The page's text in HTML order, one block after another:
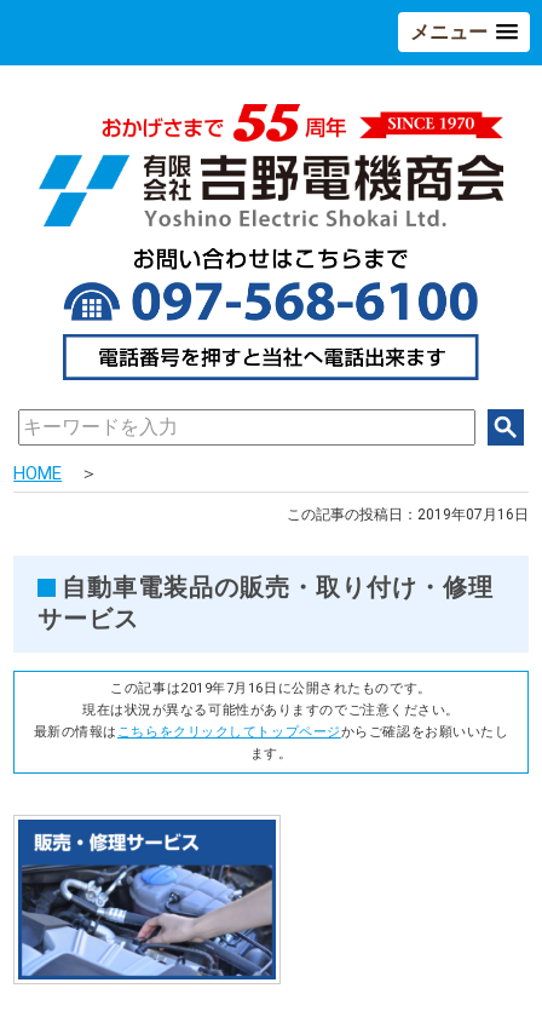
メニュー
HOME ＞
この記事の投稿日：2019年07月16日
自動車電装品の販売・取り付け・修理
サービス
この記事は2019年7月16日に公開されたものです。
現在は状況が異なる可能性がありますのでご注意ください。
最新の情報は こちらをクリックしてトップページからご確認をお願いいたし
ます。